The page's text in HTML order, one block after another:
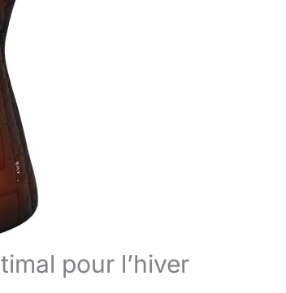
pour l’hiver